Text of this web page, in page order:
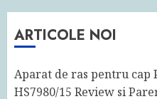
ARTICOLE NOI
Aparat de ras pentru cap
HS7980/15 Review si